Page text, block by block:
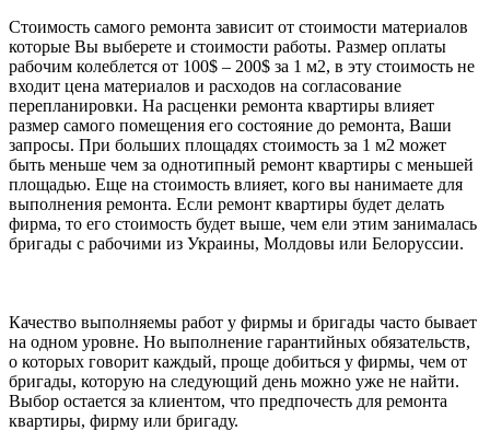
Стоимость самого ремонта зависит от стоимости материалов
которые Вы выберете и стоимости работы. Размер оплаты
рабочим колеблется от 100$ – 200$ за 1 м2, в эту стоимость не
входит цена материалов и расходов на согласование
перепланировки. На расценки ремонта квартиры влияет
размер самого помещения его состояние до ремонта, Ваши
запросы. При больших площадях стоимость за 1 м2 может
быть меньше чем за однотипный ремонт квартиры с меньшей
площадью. Еще на стоимость влияет, кого вы нанимаете для
выполнения ремонта. Если ремонт квартиры будет делать
фирма, то его стоимость будет выше, чем ели этим занималась
бригады с рабочими из Украины, Молдовы или Белоруссии.
Качество выполняемы работ у фирмы и бригады часто бывает
на одном уровне. Но выполнение гарантийных обязательств,
о которых говорит каждый, проще добиться у фирмы, чем от
бригады, которую на следующий день можно уже не найти.
Выбор остается за клиентом, что предпочесть для ремонта
квартиры, фирму или бригаду.